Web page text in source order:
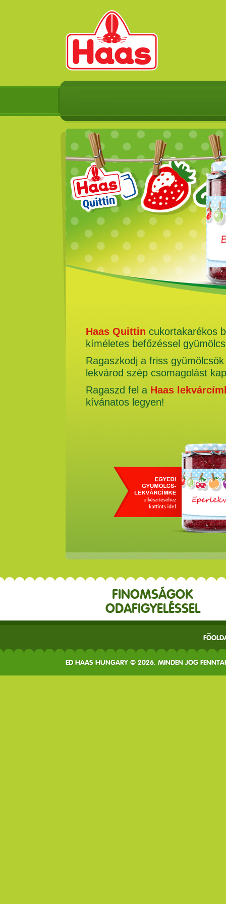
Haas Quittin cukortakarékos
kíméletes befőzéssel
Ragaszkodj a friss
lekvárod szép csomagolást
Ragaszd fel a Haas
kívánatos legyen!
FINOMSÁGOK
ODAFIGYELÉSSEL
ED HAAS HUNGARY © 2026. MINDEN JOG